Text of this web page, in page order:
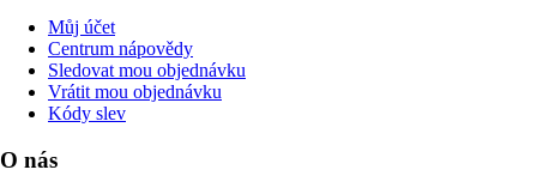
Můj účet
Centrum nápovědy
Sledovat mou objednávku
Vrátit mou objednávku
Kódy slev
O nás